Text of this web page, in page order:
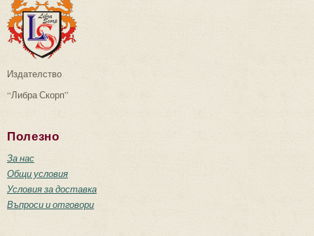
Издателство
“Либра Скорп”
Полезно
За нас
Общи условия
Условия за доставка
Въпроси и отговори